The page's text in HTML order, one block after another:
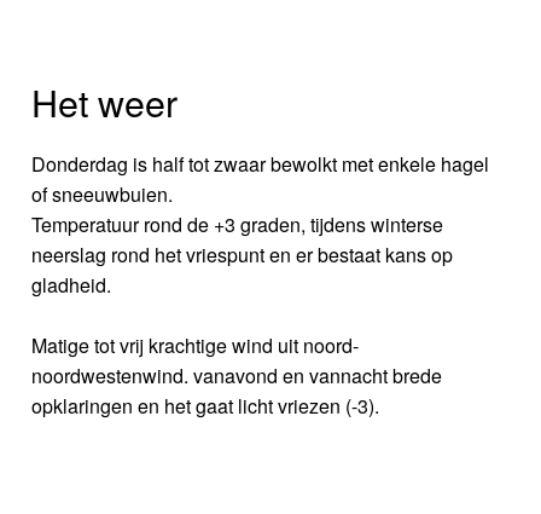
Het weer
Donderdag is half tot zwaar bewolkt met enkele hagel
of sneeuwbuien.
Temperatuur rond de +3 graden, tijdens winterse
neerslag rond het vriespunt en er bestaat kans op
gladheid.
Matige tot vrij krachtige wind uit noord-
noordwestenwind. vanavond en vannacht brede
opklaringen en het gaat licht vriezen (-3).